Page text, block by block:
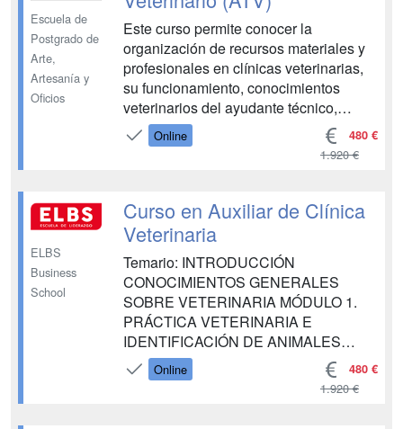
MÓDULO 8. PATOLOGÍAS Y
ENFERMEDADES GENERAL...
Escuela de
Postgrado de
Arte,
Artesanía y
Oficios
Este curso permite conocer la
organización de recursos materiales y
profesionales en clínicas veterinarias,
su funcionamiento, conocimientos
veterinarios del ayudante técnico,
cuidado de animales exóticos,
eutanasia, certificación y urgencias
funcionamiento del Campus Vi...
Online 480 €
1.920 €
ELBS
Business
School
Curso en Auxiliar de Clínica
Veterinaria
Temario: INTRODUCCIÓN
CONOCIMIENTOS GENERALES
SOBRE VETERINARIA MÓDULO 1.
PRÁCTICA VETERINARIA E
IDENTIFICACIÓN DE ANIMALES
DOMÉSTICOS UNIDAD DIDÁCTICA 1.
HISTORIA Y EVOLUCIÓN DE LA
Online 480 €
1.920 €